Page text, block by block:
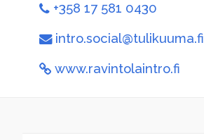
+358 17 581 0430
intro.social@tulikuuma.fi
www.ravintolaintro.fi